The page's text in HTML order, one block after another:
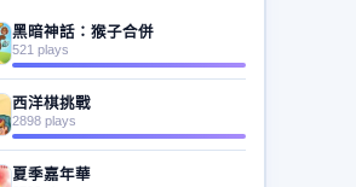
黑暗神話：猴子合併
521 plays
西洋棋挑戰
2898 plays
夏季嘉年華